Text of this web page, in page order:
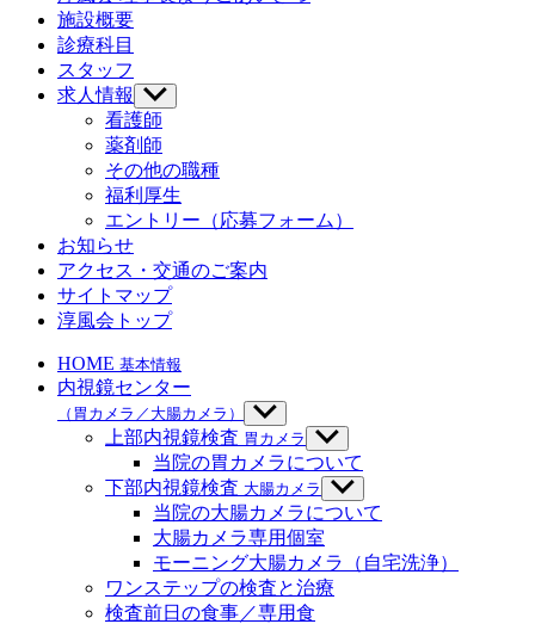
施設概要
診療科目
スタッフ
求人情報
サ
ブ
メ
ニ
ュ
ー
を
示
看護師
薬剤師
その他の職種
福利厚生
エントリー（応募フォーム）
お知らせ
アクセス・交通のご案内
サイトマップ
淳風会トップ
HOME 基本情報
内視鏡センター
（胃カメラ／大腸カメラ）
サ
ブ
メ
ュ
ー
を
表
示
上部内視鏡検査 胃カメラ
サ
ブ
メ
ニ
ュ
ー
を
表
当院の胃カメラについて
下部内視鏡検査 大腸カメラ
サ
ブ
ニ
ュ
ー
当院の大腸カメラについて
大腸カメラ専用個室
モーニング大腸カメラ（自宅洗浄）
ワンステップの検査と治療
検査前日の食事／専用食